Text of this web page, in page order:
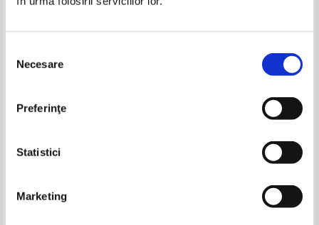
consimțământului
Necesare
Preferinţe
Statistici
Marketing
D. Focsa, L. Stamatescu -
-40%
Buletinul curtilor de apel. Tabla